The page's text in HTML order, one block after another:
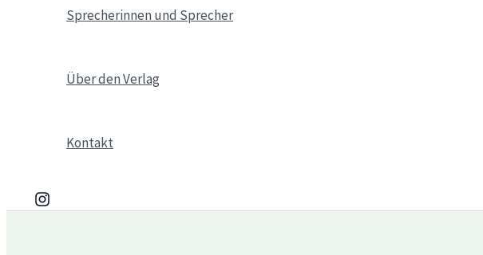
Sprecherinnen und Sprecher
Über den Verlag
Kontakt